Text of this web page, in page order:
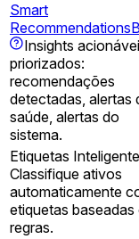
Smart
Recommendations
Insights
priorizados:
recomendações
detectadas, alertas
saúde, alertas do
sistema.
Etiquetas
Classifique ativos
automaticamente
etiquetas baseadas
regras.